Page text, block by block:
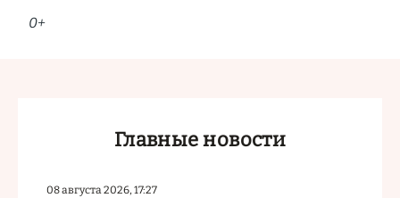
0+
Главные новости
08 августа 2026, 17:27